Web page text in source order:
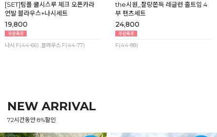
[SET]팀플 쿨시스루 체크 오픈카라
언발 블라우스+나시세트
19,800
나시 F(44-66) ,블라우스 F(44-77)
the시원_찰랑쫀득 레글런 홀트임 4
부 팬츠세트
24,800
F(44-88)
NEW ARRIVAL
72시간동안 8%할인